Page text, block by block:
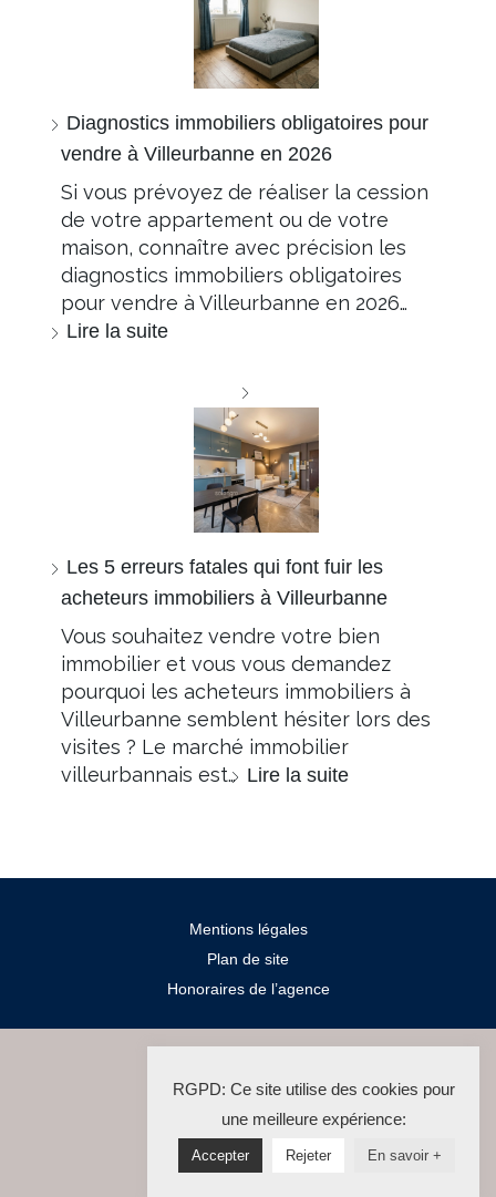
Diagnostics immobiliers obligatoires pour
vendre à Villeurbanne en 2026
Si vous prévoyez de réaliser la cession
de votre appartement ou de votre
maison, connaître avec précision les
diagnostics immobiliers obligatoires
pour vendre à Villeurbanne en 2026…
Lire la suite
Les 5 erreurs fatales qui font fuir les
acheteurs immobiliers à Villeurbanne
Vous souhaitez vendre votre bien
immobilier et vous vous demandez
pourquoi les acheteurs immobiliers à
Villeurbanne semblent hésiter lors des
visites ? Le marché immobilier
villeurbannais est… Lire la suite
Mentions légales
Plan de site
Honoraires de l’agence
La Solution Immo
RGPD: Ce site utilise des cookies pour
une meilleure expérience:
Accepter Rejeter En savoir +